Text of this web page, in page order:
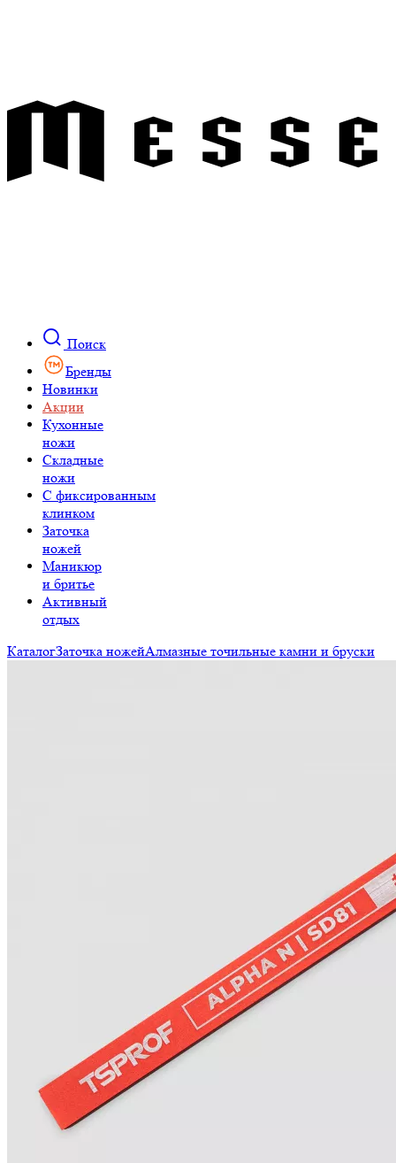
Поиск
Бренды
Новинки
Акции
Кухонные
ножи
Складные
ножи
C фиксированным
клинком
Заточка
ножей
Маникюр
и бритье
Активный
отдых
КаталогЗаточка ножейАлмазные точильные камни и бруски